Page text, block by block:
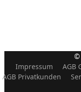
©
Impressum
AGB
AGB Privatkunden